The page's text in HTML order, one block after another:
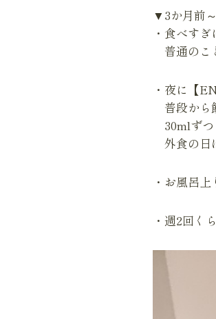
▼3か月前
・食べす
普通のこ
・夜に【
普段から
30mlずつ
外食の日
・お風呂
・週2回く